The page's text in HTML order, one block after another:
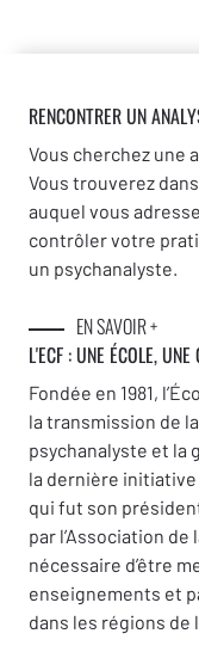
RENCONTRER UN
Vous cherchez une
Vous trouverez
auquel vous
contrôler votre
un psychanalyste.
EN SAVOIR +
L'ECF : UNE ÉCOLE,
Fondée en 1981,
la transmission de
psychanalyste et la
la dernière
qui fut son
par l’Association de
nécessaire d’être
enseignements et
dans les régions de